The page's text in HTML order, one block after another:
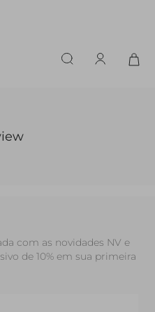
com as novidades NV e
de 10% em sua primeira